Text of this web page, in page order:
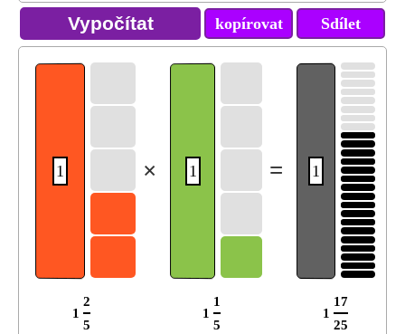
kopírovat Sdílet
1
1
2
5
× 1
1
1
5
= 1
1
17
25